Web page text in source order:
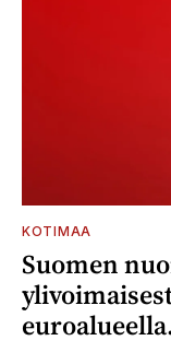
KOTIMAA
Suomen